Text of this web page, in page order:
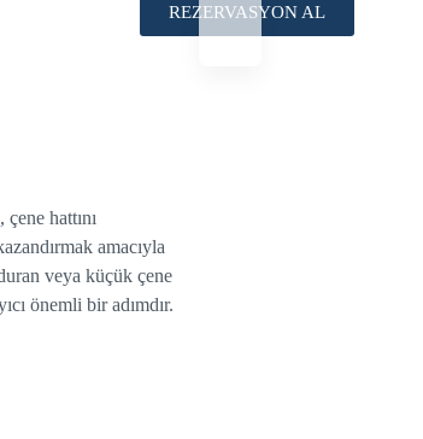
REZERVASYON AL
hattını
amacıyla
veya küçük çene
önemli bir adımdır.